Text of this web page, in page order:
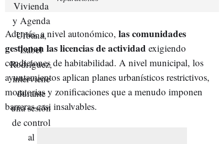
Además, a nivel autonómico, las comunidades
gestionan las licencias de actividad exigiendo
condiciones de habitabilidad. A nivel municipal, los
ayuntamientos aplican planes urbanísticos restrictivos,
moratorias y zonificaciones que a menudo imponen
barreras casi insalvables.